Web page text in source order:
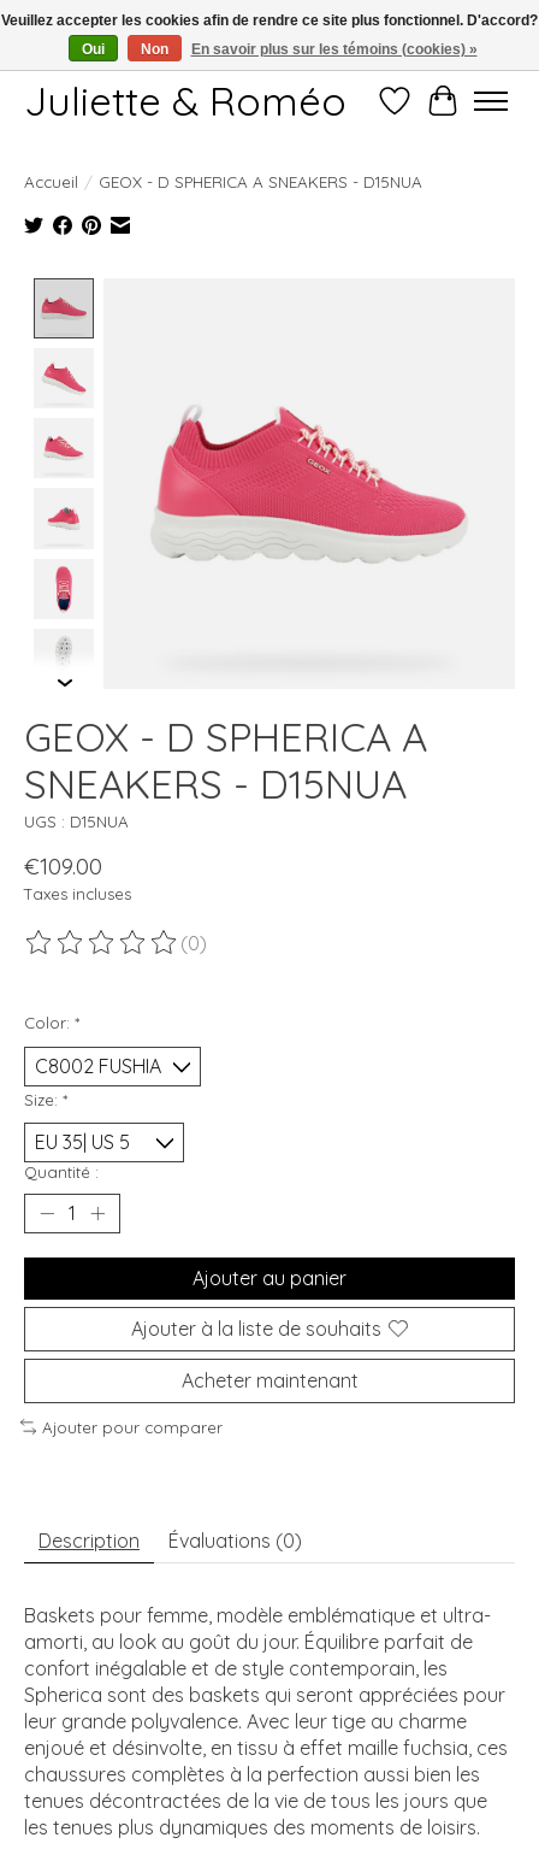
Free shipping starting at 249€
Juliette & Roméo Liste dePanier
Accueil / GEOX - D SPHERICA A SNEAKERS - D15NUA
GEOX - D SPHERICA A
SNEAKERS - D15NUA
UGS : D15NUA
€109.00
Taxes incluses
Ce produit est évalué à
(0)
Color: *
Size: *
Quantité :
Ajouter au panier
Ajouter à la liste de souhaits
Acheter maintenant
Ajouter pour comparer
Description Évaluations (0)
Baskets pour femme, modèle emblématique et ultra-
amorti, au look au goût du jour. Équilibre parfait de
confort inégalable et de style contemporain, les
Spherica sont des baskets qui seront appréciées pour
leur grande polyvalence. Avec leur tige au charme
enjoué et désinvolte, en tissu à effet maille fuchsia, ces
chaussures complètes à la perfection aussi bien les
tenues décontractées de la vie de tous les jours que
les tenues plus dynamiques des moments de loisirs.
Veuillez accepter les cookies afin de rendre ce site plus fonctionnel. D'accord?
Oui
Non En savoir plus sur les témoins (cookies) »